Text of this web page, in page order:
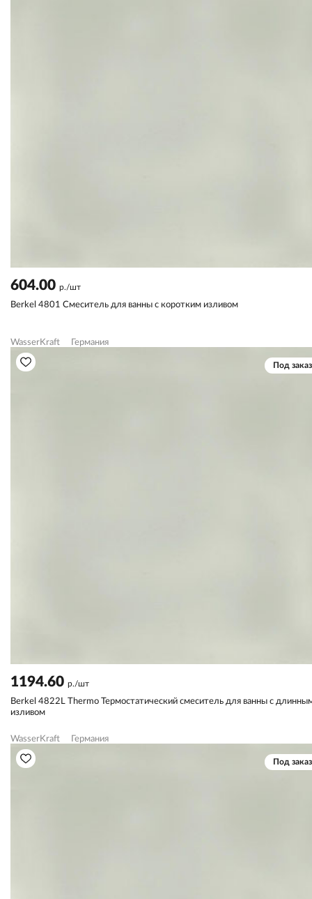
604.00 р./шт
Berkel 4801 Смеситель для ванны с коротким изливом
WasserKraft Германия
Под заказ
1194.60 р./шт
Berkel 4822L Thermo Термостатический смеситель для ванны с
изливом
WasserKraft Германия
Под заказ